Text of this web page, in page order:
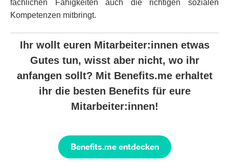
fachlichen Fähigkeiten auch die richtigen sozialen
Kompetenzen mitbringt.
Ihr wollt euren Mitarbeiter:innen etwas
Gutes tun, wisst aber nicht, wo ihr
anfangen sollt? Mit Benefits.me erhaltet
ihr die besten Benefits für eure
Mitarbeiter:innen!
Benefits.me entdecken